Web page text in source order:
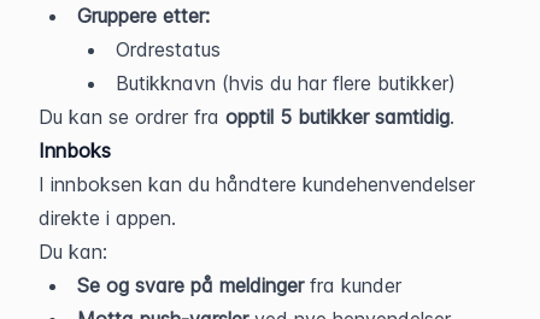
Gruppere etter:
Ordrestatus
Butikknavn (hvis du har flere butikker)
Du kan se ordrer fra opptil 5 butikker samtidig.
Innboks
I innboksen kan du håndtere kundehenvendelser
direkte i appen.
Du kan:
Se og svare på meldinger fra kunder